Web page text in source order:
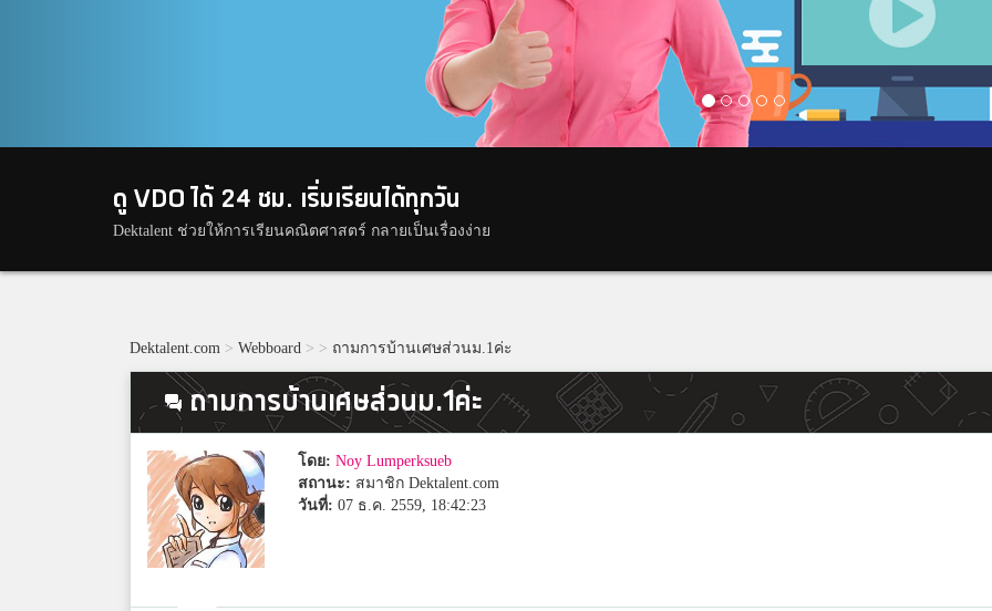
ดู VDO ได้ 24 ชม. เริ่มเรียนได้ทุกวัน
Dektalent ช่วยให้การเรียนคณิตศาสตร์ กลายเป็นเรื่องง่าย
Dektalent.com > Webboard > > ถามการบ้านเศษส่วนม.1ค่ะ
ถามการบ้านเศษส่วนม.1ค่ะ
โดย: Noy Lumperksueb
สถานะ: สมาชิก Dektalent.com
วันที่: 07 ธ.ค. 2559, 18:42:23